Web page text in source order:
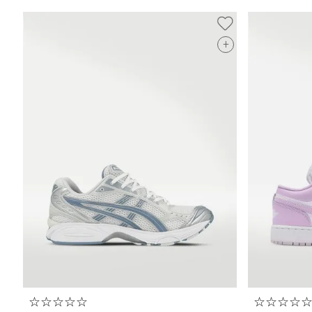
+
☆☆☆☆☆ ☆☆☆☆